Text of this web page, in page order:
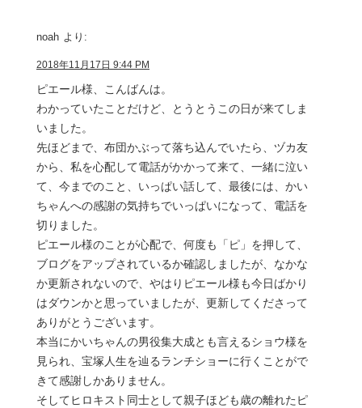
noah より:
2018年11月17日 9:44 PM
ピエール様、こんばんは。
わかっていたことだけど、とうとうこの日が来てしま
いました。
先ほどまで、布団かぶって落ち込んでいたら、ヅカ友
から、私を心配して電話がかかって来て、一緒に泣い
て、今までのこと、いっぱい話して、最後には、かい
ちゃんへの感謝の気持ちでいっぱいになって、電話を
切りました。
ピエール様のことが心配で、何度も「ピ」を押して、
ブログをアップされているか確認しましたが、なかな
か更新されないので、やはりピエール様も今日ばかり
はダウンかと思っていましたが、更新してくださって
ありがとうございます。
本当にかいちゃんの男役集大成とも言えるショウ様を
見られ、宝塚人生を辿るランチショーに行くことがで
きて感謝しかありません。
そしてヒロキスト同士として親子ほども歳の離れたピ